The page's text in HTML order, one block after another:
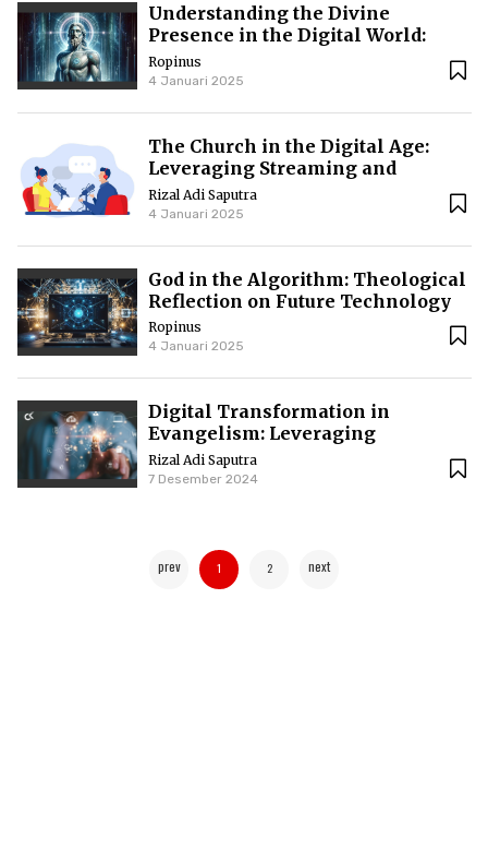
Understanding the Divine
Presence in the Digital World:
Between Technology and
Theology
Ropinus
4 Januari 2025
The Church in the Digital Age:
Leveraging Streaming and
Podcasts to Reach the
Congregation
Rizal Adi Saputra
4 Januari 2025
God in the Algorithm: Theological
Reflection on Future Technology
Ropinus
4 Januari 2025
Digital Transformation in
Evangelism: Leveraging
Technology to Spread the Gospel
Rizal Adi Saputra
7 Desember 2024
prev 1 2 next